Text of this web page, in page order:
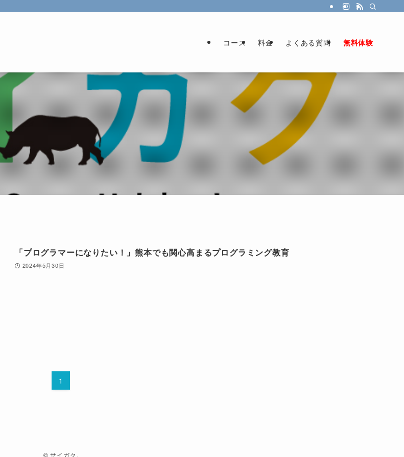
コース 料金 よくある質問 無料体験
「プログラマーになりたい！」熊本でも関心高まるプログラミング教育
2024年5月30日
1
© サイガク.